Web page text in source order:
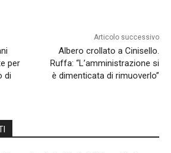
per
di
Articolo successivo
Albero crollato a Cinisello.
Ruffa: “L’amministrazione si
è dimenticata di rimuoverlo”